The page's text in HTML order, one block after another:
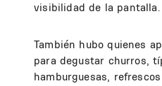
visibilidad de la pantalla.
También hubo quienes
para degustar churros,
hamburguesas,